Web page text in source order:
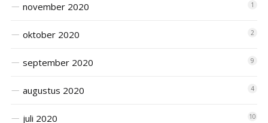
november 2020 1
oktober 2020 2
september 2020 9
augustus 2020 4
juli 2020 10